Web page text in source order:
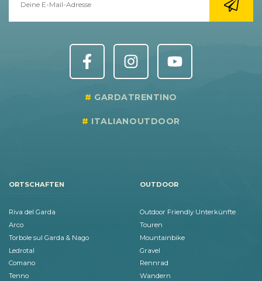
GARDATRENTINO
ITALIANOUTDOOR
ORTSCHAFTEN
Riva del Garda
Arco
Torbole sul Garda & Nago
Ledrotal
Comano
Tenno
OUTDOOR
Outdoor Friendly Unterkünfte
Touren
Mountainbike
Gravel
Rennrad
Wandern